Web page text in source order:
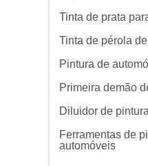
Tinta de prata
Tinta de pérola
Pintura de
Primeira demão
Diluidor de
Ferramentas de
automóveis